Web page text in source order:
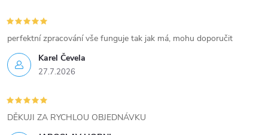
v
ý
p
i
s
Karel Čevela
27.7.2026
perfektní zpracování vše funguje tak jak má, mohu doporučit
DĚKUJI ZA RYCHLOU OBJEDNÁVKU